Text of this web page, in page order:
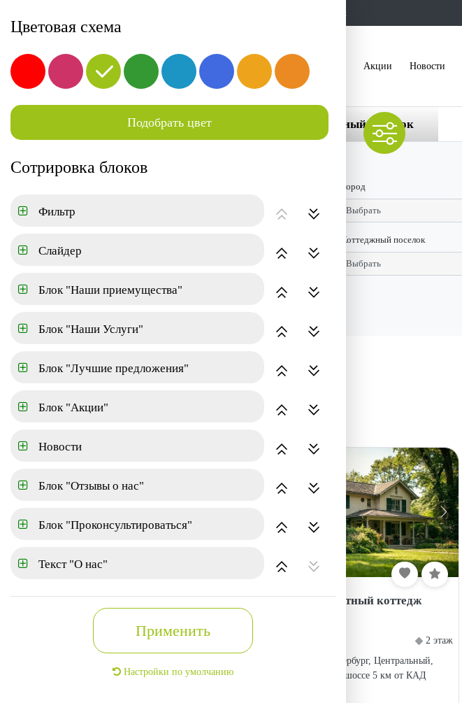
Цветовая схема
Подобрать цвет
Сотрировка блоков
Фильтр
Слайдер
Блок "Наши приемущества"
Блок "Наши Услуги"
Блок "Лучшие предложения"
Блок "Акции"
Новости
Блок "Отзывы о нас"
Блок "Проконсультироваться"
Текст "О нас"
Применить
Настройки по умолчанию
Заказать звонок
Услуги Клиентам Вакансии Акции Новости
Новостройки Квартиры Коттеджный поселок
Город
Коттеджный поселок
2-х этажный коттедж
Никольское-1 тер
Комфортный коттедж
2 этаж
г. Санкт-Петербург, Центральный,
Калужское шоссе 5 км от КАД